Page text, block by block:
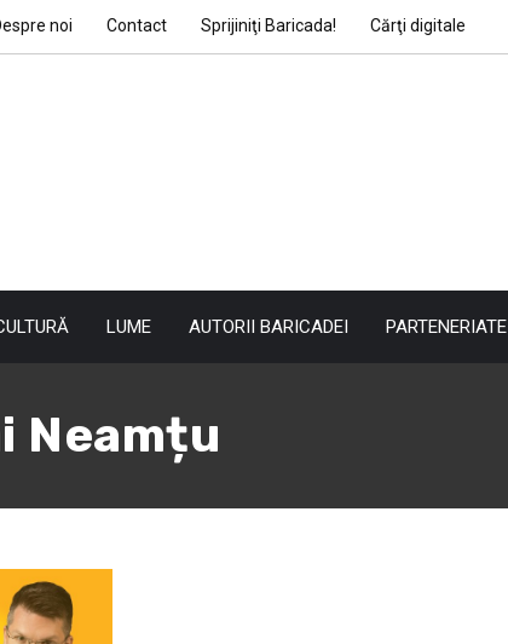
noi Contact Sprijiniţi Baricada! Cărţi digitale
LUME AUTORII BARICADEI PARTENERIATE
Neamțu